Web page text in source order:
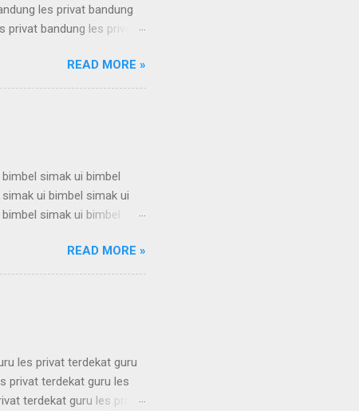
les privat bandung
bandung les privat
privat bandung les privat
les privat bandung
bandung les privat
READ MORE »
simak ui bimbel
ui bimbel simak ui
simak ui bimbel
simak ui bimbel
ui bimbel simak ui
simak ui bimbel
u...
READ MORE »
les privat terdekat guru
privat terdekat guru les
terdekat guru les privat